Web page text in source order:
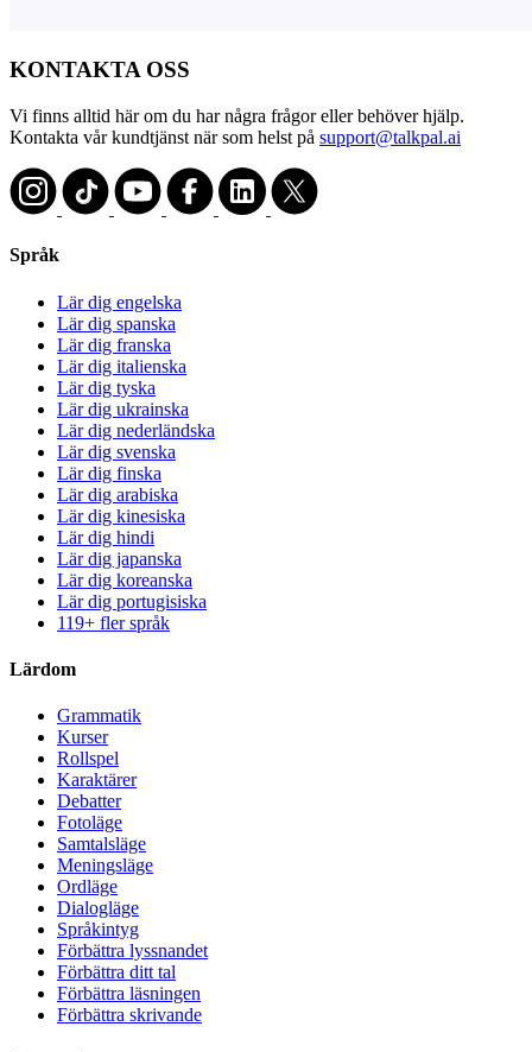
KONTAKTA OSS
Vi finns alltid här om du har några frågor eller behöver hjälp.
Kontakta vår kundtjänst när som helst på support@talkpal.ai
Språk
Lär dig engelska
Lär dig spanska
Lär dig franska
Lär dig italienska
Lär dig tyska
Lär dig ukrainska
Lär dig nederländska
Lär dig svenska
Lär dig finska
Lär dig arabiska
Lär dig kinesiska
Lär dig hindi
Lär dig japanska
Lär dig koreanska
Lär dig portugisiska
119+ fler språk
Lärdom
Grammatik
Kurser
Rollspel
Karaktärer
Debatter
Fotoläge
Samtalsläge
Meningsläge
Ordläge
Dialogläge
Språkintyg
Förbättra lyssnandet
Förbättra ditt tal
Förbättra läsningen
Förbättra skrivande